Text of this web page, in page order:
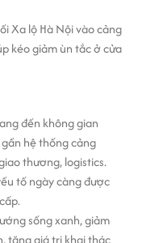
Xa lộ Hà Nội vào cảng
kéo giảm ùn tắc ở cửa
đến không gian
hệ thống cảng
thương, logistics.
tố ngày càng được
sống xanh, giảm
tăng giá trị khai thác